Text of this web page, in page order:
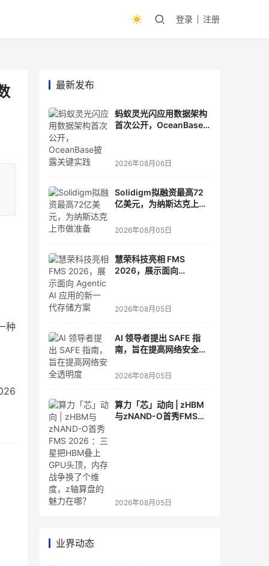
登录 注册
种
最新发布
蚂蚁灵光闪应用数据架构
首次公开，OceanBase
2026年08月06日
Solidigm拟融资最高72
亿美元，为纳斯达克上市
2026年08月05日
慧荣科技亮相 FMS
2026，展示面向
2026年08月05日
AI 领导者提出 SAFE 指
南，旨在提高网络安全透
2026年08月05日
算力「芯」动向 | zHBM
与zNAND-O首秀FMS
2026年08月05日
业界动态